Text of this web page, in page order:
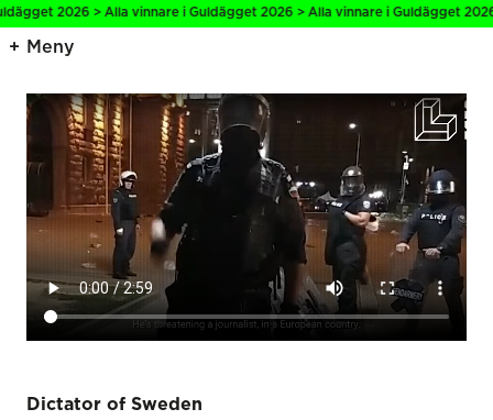
2026 > Alla vinnare i Guldägget 2026 > Alla vinnare i Guldägget
Meny
Dictator of Sweden